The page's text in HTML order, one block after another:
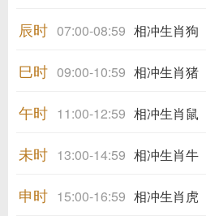
辰时 07:00-08:59 相冲生肖狗
巳时 09:00-10:59 相冲生肖猪
午时 11:00-12:59 相冲生肖鼠
未时 13:00-14:59 相冲生肖牛
申时 15:00-16:59 相冲生肖虎